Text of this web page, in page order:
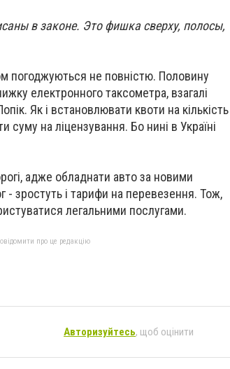
в законе. Это фишка сверху, полосы,
погоджуються не повністю. Половину
електронного таксометра, взагалі
Як і встановлювати квоти на кількість
суму на ліцензування. Бо нині в Україні
адже обладнати авто за новими
- зростуть і тарифи на перевезення. Тож,
легальними послугами.
про це редакцію
Авторизуйтесь, щоб оцінити